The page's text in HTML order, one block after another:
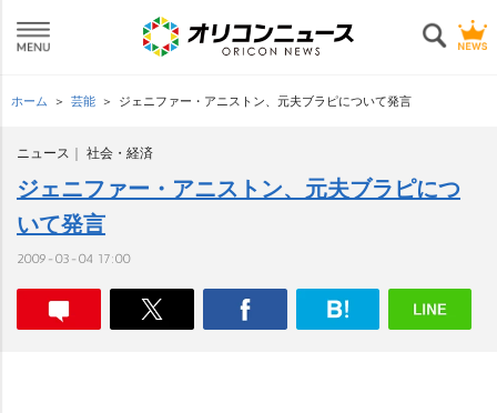
ホーム 芸能 ジェニファー・アニストン、元夫ブラピについて発言
ニュース 社会・経済
ジェニファー・アニストン、元夫ブラピにつ
いて発言
2009-03-04 17:00